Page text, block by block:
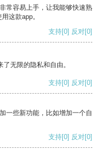
常容易上手，让我能够快速熟
这款app。
支持[0] 反对[0]
无限的隐私和自由。
支持[0] 反对[0]
一些新功能，比如增加一个自
支持[0] 反对[0]